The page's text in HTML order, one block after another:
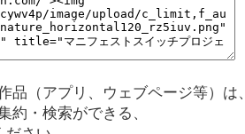
品（アプリ、ウェブページ等）は、
約・検索ができる、